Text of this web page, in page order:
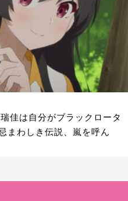
佳は自分がブラックロータ
まわしき伝説、嵐を呼ん